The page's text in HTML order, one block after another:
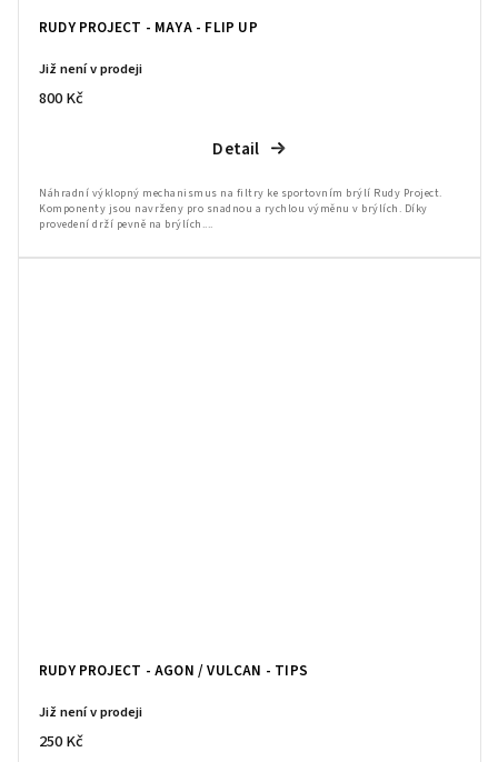
RUDY PROJECT - MAYA - FLIP UP
Již není v prodeji
800 Kč
Detail
Náhradní výklopný mechanismus na filtry ke sportovním brýlí Rudy Project.
Komponenty jsou navrženy pro snadnou a rychlou výměnu v brýlích. Díky
provedení drží pevně na brýlích....
RUDY PROJECT - AGON / VULCAN - TIPS
Již není v prodeji
250 Kč